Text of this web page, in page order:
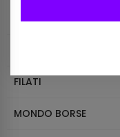
FILATI
MONDO BORSE